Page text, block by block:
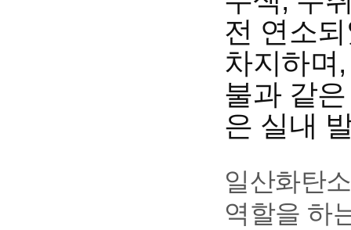
전 연소
차지하며
불과 같
은 실내
일산화탄
역할을 하